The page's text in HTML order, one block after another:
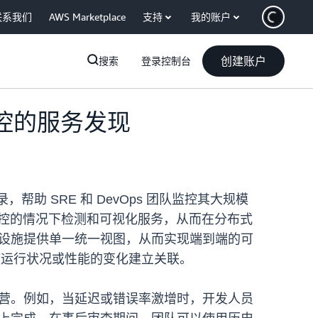
系我们 AWS Marketplace 支持 我的账户
搜索 登录控制台 创建账户
的服务发现
，帮助 SRE 和 DevOps 团队监控其大规模
的情况下检测和可视化服务，从而在分布式
提供单一统一视图，从而实现端到端的可
行状况或性能的变化建立关联。
。例如，当延迟或错误率激增时，开发人员